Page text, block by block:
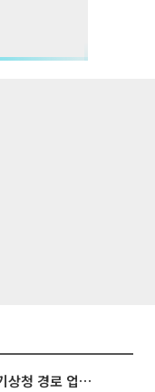
태풍 '돌핀' 오키나와 접근…일본기상청 경로 업데이트